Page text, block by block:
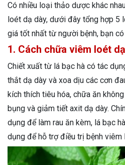
Có nhiều loại thảo dược khác
loét dạ dày, dưới đây tổng hợp 5
giá tốt nhất từ người bệnh, bạn
1. Cách chữa viêm loét
Chiết xuất từ lá bạc hà có tác
thắt dạ dày và xoa dịu các cơn
kích thích tiêu hóa, chữa ăn
bụng và giảm tiết axit dạ dày.
dụng để làm rau ăn kèm, lá bạc
dụng để hỗ trợ điều trị bệnh viêm